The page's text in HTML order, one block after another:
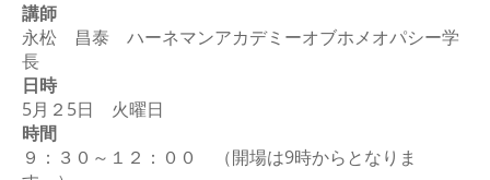
講師
永松 昌泰 ハーネマンアカデミーオブホメオパシー学
長
日時
5月２5日 火曜日
時間
９：３０～１２：００ （開場は9時からとなりま